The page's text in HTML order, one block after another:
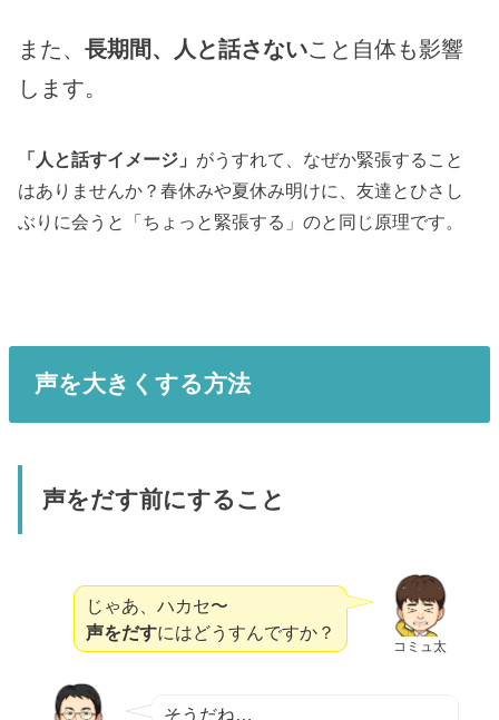
また、長期間、人と話さないこと自体も影響
します。
「人と話すイメージ」 がうすれて、なぜか緊張すること
はありませんか？春休みや夏休み明けに、友達とひさし
ぶりに会うと「ちょっと緊張する」のと同じ原理です。
声を大きくする方法
声をだす前にすること
コミュ太
じゃあ、ハカセ〜
声をだすにはどうすんですか？
そうだね…